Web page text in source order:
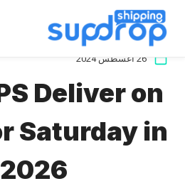
تخطى
المحتوى
26 أغسطس 2024
Deliver on
Saturday in
2026?